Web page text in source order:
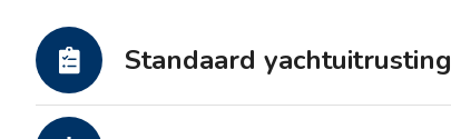
Standaard yachtuitrusting
Veelgestelde Vragen
Motorcatamarans
Motorjachten